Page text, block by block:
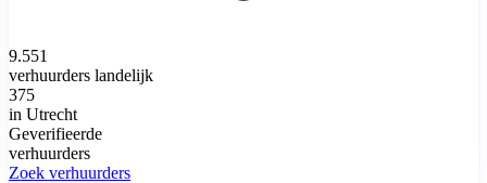
9.551
verhuurders landelijk
375
in Utrecht
Geverifieerde
verhuurders
Zoek verhuurders